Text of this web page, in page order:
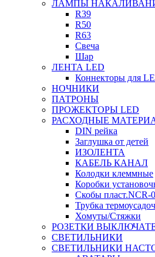
ЛАМПЫ
R39
R50
R63
Свеча
Шар
ЛЕНТА LED
Коннекторы для
НОЧНИКИ
ПАТРОНЫ
ПРОЖЕКТОРЫ LED
РАСХОДНЫЕ
DIN рейка
Заглушка от детей
ИЗОЛЕНТА
КАБЕЛЬ КАНАЛ
Колодки клеммные
Коробки
Скобы пласт.NCR-
Трубка
Хомуты/Стяжки
РОЗЕТКИ
СВЕТИЛЬНИКИ
СВЕТИЛЬНИКИ